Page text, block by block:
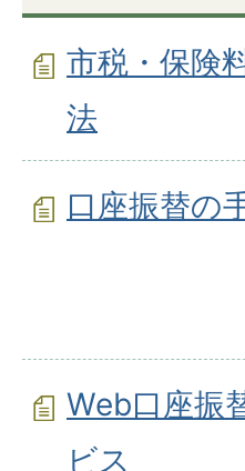
市税・保険
法
口座振替の
Web口座振
ビス